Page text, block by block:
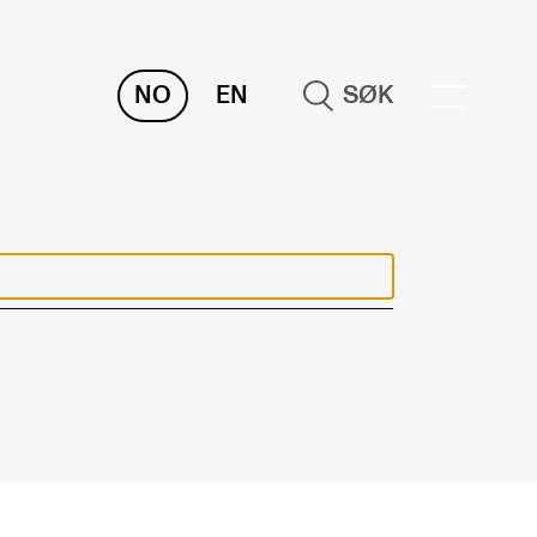
NO EN SØK
OG